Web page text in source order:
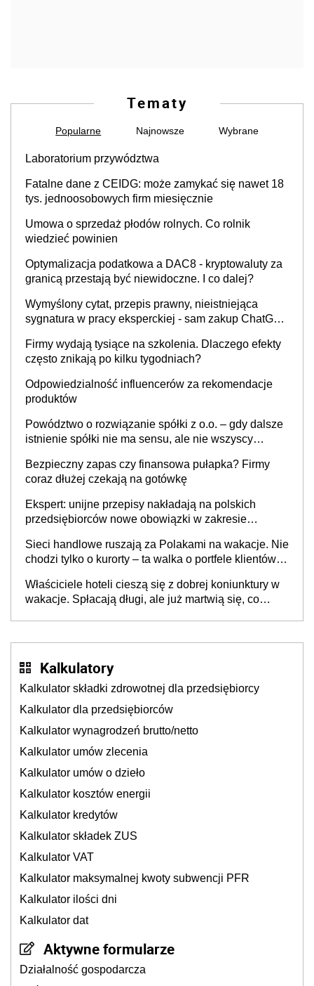
Tematy
Popularne Najnowsze Wybrane
Laboratorium przywództwa
Fatalne dane z CEIDG: może zamykać się nawet 18
tys. jednoosobowych firm miesięcznie
Umowa o sprzedaż płodów rolnych. Co rolnik
wiedzieć powinien
Optymalizacja podatkowa a DAC8 - kryptowaluty za
granicą przestają być niewidoczne. I co dalej?
Wymyślony cytat, przepis prawny, nieistniejąca
sygnatura w pracy eksperckiej - sam zakup ChatGPT
Firmy wydają tysiące na szkolenia. Dlaczego efekty
często znikają po kilku tygodniach?
Odpowiedzialność influencerów za rekomendacje
produktów
Powództwo o rozwiązanie spółki z o.o. – gdy dalsze
istnienie spółki nie ma sensu, ale nie wszyscy
Bezpieczny zapas czy finansowa pułapka? Firmy
coraz dłużej czekają na gotówkę
Ekspert: unijne przepisy nakładają na polskich
przedsiębiorców nowe obowiązki w zakresie
Sieci handlowe ruszają za Polakami na wakacje. Nie
chodzi tylko o kurorty – ta walka o portfele klientów
cichu
Właściciele hoteli cieszą się z dobrej koniunktury w
wakacje. Spłacają długi, ale już martwią się, co
Kalkulatory
Kalkulator składki zdrowotnej dla przedsiębiorcy
Kalkulator dla przedsiębiorców
Kalkulator wynagrodzeń brutto/netto
Kalkulator umów zlecenia
Kalkulator umów o dzieło
Kalkulator kosztów energii
Kalkulator kredytów
Kalkulator składek ZUS
Kalkulator VAT
Kalkulator maksymalnej kwoty subwencji PFR
Kalkulator ilości dni
Kalkulator dat
Aktywne formularze
Działalność gospodarcza